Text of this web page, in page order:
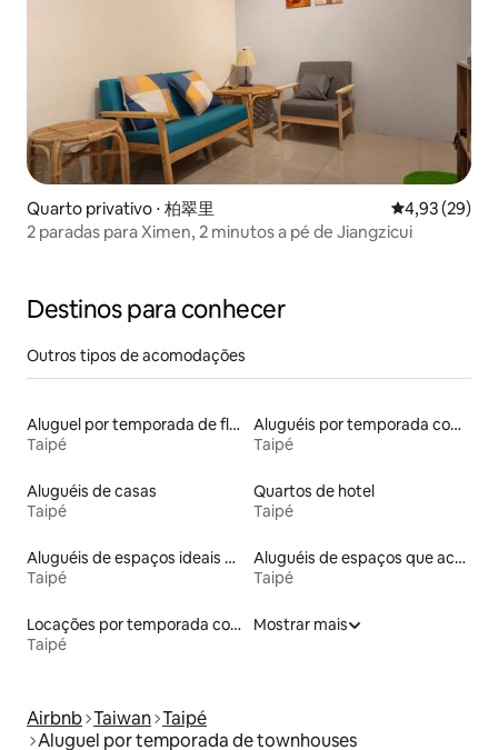
Quarto privativo ⋅ 柏翠里 4,93 de uma
4,93 (29)
2 paradas para Ximen, 2 minutos a pé de Jiangzicui
Destinos para conhecer
Outros tipos de acomodações
Aluguel por temporada de flats
Taipé
Aluguéis por temporada com suítes privativas
Taipé
Aluguéis de casas
Taipé
Quartos de hotel
Taipé
Aluguéis de espaços ideais para famílias
Taipé
Aluguéis de espaços que aceitam animais de estimação
Taipé
Locações por temporada com piscina
Taipé
Mostrar mais
Airbnb Taiwan Taipé
Aluguel por temporada de townhouses